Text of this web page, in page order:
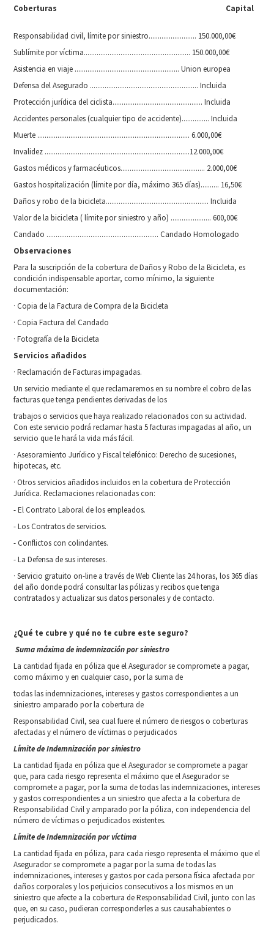
Coberturas
Capital
Responsabilidad civil, límite por siniestro.......................... 150.000,00€
Sublímite por víctima.......................................................... 150.000,00€
Asistencia en viaje ......................................................... Union europea
Defensa del Asegurado ........................................................... Incluida
Protección jurídica del ciclista................................................. Incluida
Accidentes personales (cualquier tipo de accidente)............... Incluida
Muerte ................................................................................... 6.000,00€
Invalidez ...............................................................................12.000,00€
Gastos médicos y farmacéuticos.............................................. 2.000,00€
Gastos hospitalización (límite por día, máximo 365 días).......... 16,50€
Daños y robo de la bicicleta........................................................ Incluida
Valor de la bicicleta ( límite por siniestro y año) ...................... 600,00€
Candado ............................................................. Candado Homologado
Observaciones
Para la suscripción de la cobertura de Daños y Robo de la Bicicleta, es
condición indispensable aportar, como mínimo, la siguiente
documentación:
· Copia de la Factura de Compra de la Bicicleta
· Copia Factura del Candado
· Fotografía de la Bicicleta
Servicios añadidos
· Reclamación de Facturas impagadas.
Un servicio mediante el que reclamaremos en su nombre el cobro de las
facturas que tenga pendientes derivadas de los
trabajos o servicios que haya realizado relacionados con su actividad.
Con este servicio podrá reclamar hasta 5 facturas impagadas al año, un
servicio que le hará la vida más fácil.
· Asesoramiento Jurídico y Fiscal telefónico: Derecho de sucesiones,
hipotecas, etc.
· Otros servicios añadidos incluidos en la cobertura de Protección
Jurídica. Reclamaciones relacionadas con:
- El Contrato Laboral de los empleados.
- Los Contratos de servicios.
- Conflictos con colindantes.
- La Defensa de sus intereses.
· Servicio gratuito on-line a través de Web Cliente las 24 horas, los 365 días
del año donde podrá consultar las pólizas y recibos que tenga
contratados y actualizar sus datos personales y de contacto.
¿Qué te cubre y qué no te cubre este seguro?
Suma máxima de indemnización por siniestro
La cantidad fijada en póliza que el Asegurador se compromete a pagar,
como máximo y en cualquier caso, por la suma de
todas las indemnizaciones, intereses y gastos correspondientes a un
siniestro amparado por la cobertura de
Responsabilidad Civil, sea cual fuere el número de riesgos o coberturas
afectadas y el número de víctimas o perjudicados
Límite de Indemnización por siniestro
La cantidad fijada en póliza que el Asegurador se compromete a pagar
que, para cada riesgo representa el máximo que el Asegurador se
compromete a pagar, por la suma de todas las indemnizaciones, intereses
y gastos correspondientes a un siniestro que afecta a la cobertura de
Responsabilidad Civil y amparado por la póliza, con independencia del
número de víctimas o perjudicados existentes.
Límite de Indemnización por víctima
La cantidad fijada en póliza, para cada riesgo representa el máximo que el
Asegurador se compromete a pagar por la suma de todas las
indemnizaciones, intereses y gastos por cada persona física afectada por
daños corporales y los perjuicios consecutivos a los mismos en un
siniestro que afecte a la cobertura de Responsabilidad Civil, junto con las
que, en su caso, pudieran corresponderles a sus causahabientes o
perjudicados.